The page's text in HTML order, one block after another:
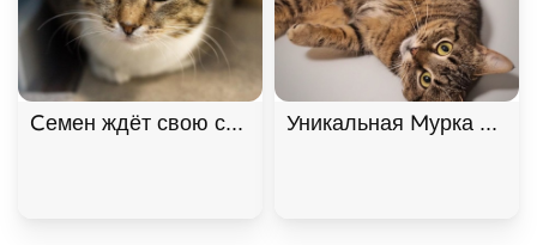
Семен ждёт свою семью Уникальная Мурка из